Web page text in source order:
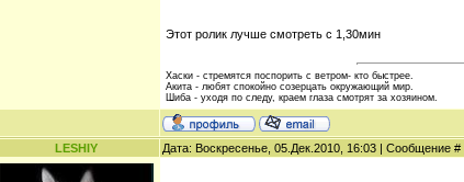
Этот ролик лучше смотреть с 1,30мин
Хаски - стремятся поспорить с ветром- кто быстрее.
Акита - любят спокойно созерцать окружающий мир.
Шиба - уходя по следу, краем глаза смотрят за хозяином.
LESHIY Дата: Воскресенье, 05.Дек.2010, 16:03 | Сообщение #